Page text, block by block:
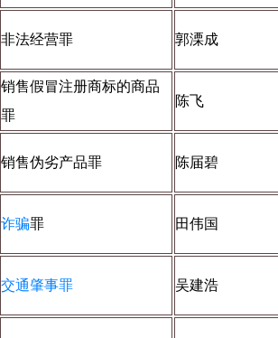
非法经营罪 郭溧成
销售假冒注册商标的商品
罪
陈飞
销售伪劣产品罪 陈届碧
诈骗罪 田伟国
交通肇事罪 吴建浩